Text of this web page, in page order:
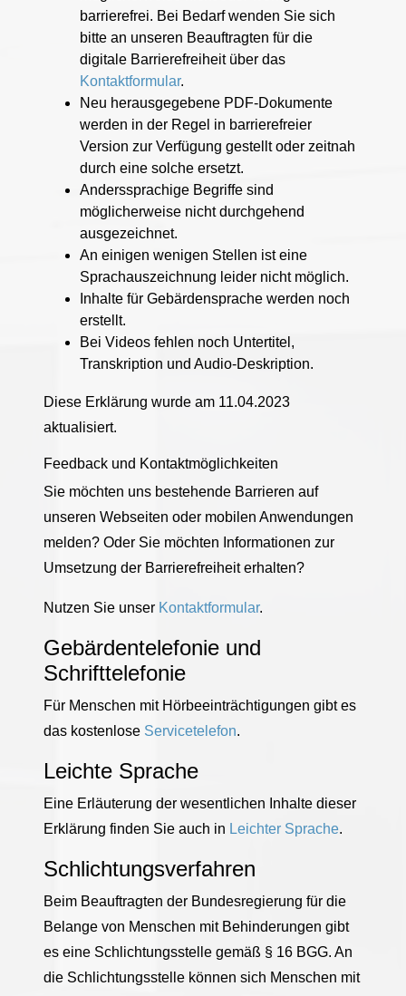
barrierefrei. Bei Bedarf wenden Sie sich
bitte an unseren Beauftragten für die
digitale Barrierefreiheit über das
Kontaktformular.
Neu herausgegebene PDF-Dokumente
werden in der Regel in barrierefreier
Version zur Verfügung gestellt oder zeitnah
durch eine solche ersetzt.
Anderssprachige Begriffe sind
möglicherweise nicht durchgehend
ausgezeichnet.
An einigen wenigen Stellen ist eine
Sprachauszeichnung leider nicht möglich.
Inhalte für Gebärdensprache werden noch
erstellt.
Bei Videos fehlen noch Untertitel,
Transkription und Audio-Deskription.
Diese Erklärung wurde am 11.04.2023
aktualisiert.
Feedback und Kontaktmöglichkeiten
Sie möchten uns bestehende Barrieren auf
unseren Webseiten oder mobilen Anwendungen
melden? Oder Sie möchten Informationen zur
Umsetzung der Barrierefreiheit erhalten?
Nutzen Sie unser Kontaktformular.
Gebärdentelefonie und
Schrifttelefonie
Für Menschen mit Hörbeeinträchtigungen gibt es
das kostenlose Servicetelefon.
Leichte Sprache
Eine Erläuterung der wesentlichen Inhalte dieser
Erklärung finden Sie auch in Leichter Sprache.
Schlichtungsverfahren
Beim Beauftragten der Bundesregierung für die
Belange von Menschen mit Behinderungen gibt
es eine Schlichtungsstelle gemäß § 16 BGG. An
die Schlichtungsstelle können sich Menschen mit